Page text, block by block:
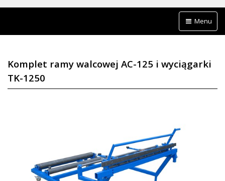
Menu
Komplet ramy walcowej AC-125 i wyciągarki
TK-1250